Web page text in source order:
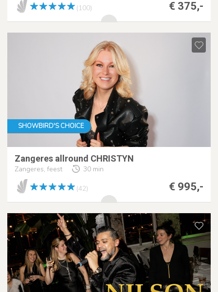
€ 375,-
(100)
SHOWBIRD'S CHOICE
Zangeres allround CHRISTYN
Zangeres, feest 30 min
€ 995,-
(42)